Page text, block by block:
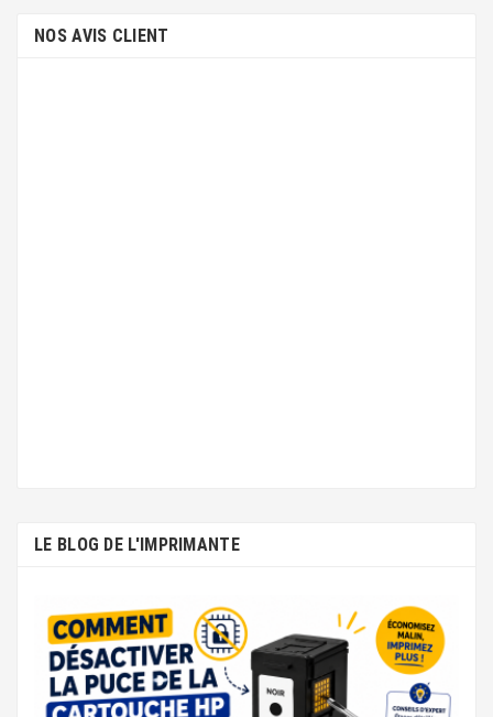
NOS AVIS CLIENT
LE BLOG DE L'IMPRIMANTE